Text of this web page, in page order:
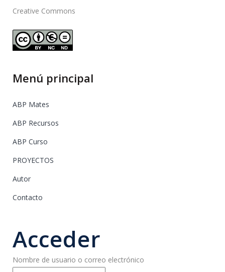
Creative Commons
Menú principal
ABP Mates
ABP Recursos
ABP Curso
PROYECTOS
Autor
Contacto
Acceder
Nombre de usuario o correo electrónico